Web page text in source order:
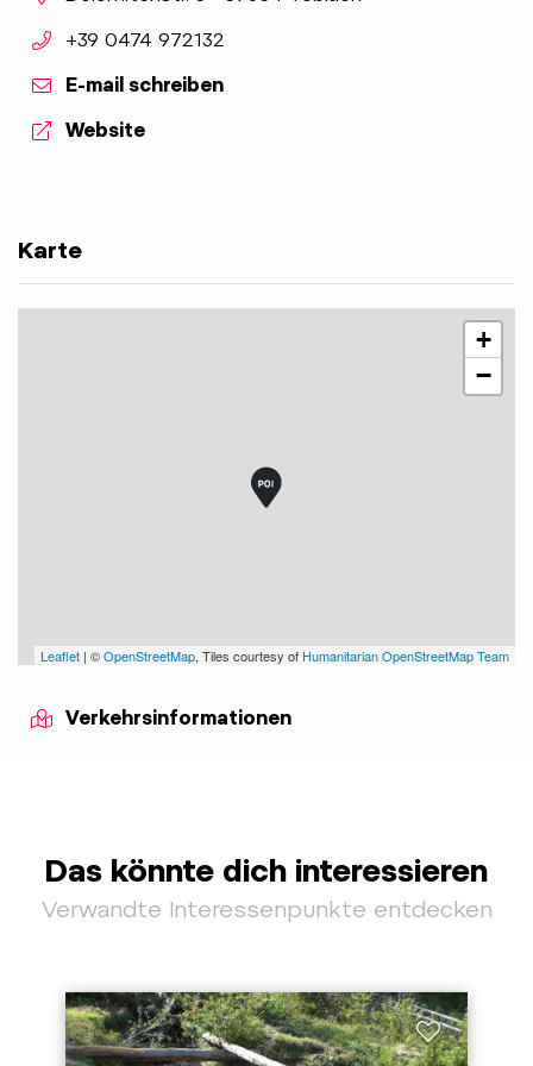
aria.phone:
+39 0474 972132
E-mail schreiben
aria.website:
Website
Karte
+
−
Leaflet | ©OpenStreetMap, Tiles courtesy of Humanitarian OpenStreetMap Team
Verkehrsinformationen
Das könnte dich interessieren
Verwandte Interessenpunkte entdecken